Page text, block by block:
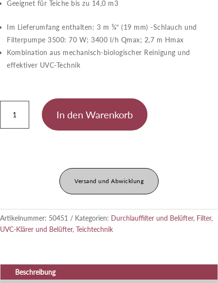
Geeignet für Teiche bis zu 14,0 m3
Im Lieferumfang enthalten: 3 m ¾“ (19 mm) -Schlauch und
Filterpumpe 3500: 70 W; 3400 l/h Qmax; 2,7 m Hmax
Kombination aus mechanisch-biologischer Reinigung und
effektiver UVC-Technik
14000
In den Warenkorb
Versand und Abwicklung
Artikelnummer: 50451 Kategorien: Durchlauffilter und Belüfter, Filter,
UVC-Klärer und Belüfter, Teichtechnik
Beschreibung